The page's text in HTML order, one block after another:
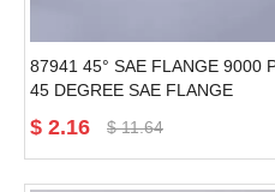
87941 45° SAE FLANGE 9000
45 DEGREE SAE FLANGE
Schlauchverbindungen
$ 2.16 $ 11.64